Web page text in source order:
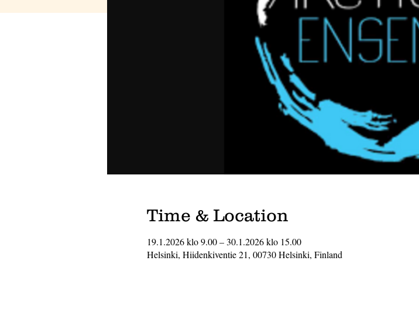
Time & Location
19.1.2026 klo 9.00 – 30.1.2026 klo 15.00
Helsinki, Hiidenkiventie 21, 00730 Helsinki, Finland